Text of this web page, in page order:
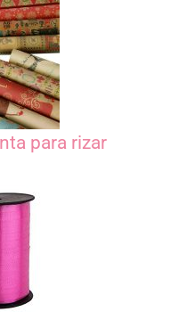
para rizar